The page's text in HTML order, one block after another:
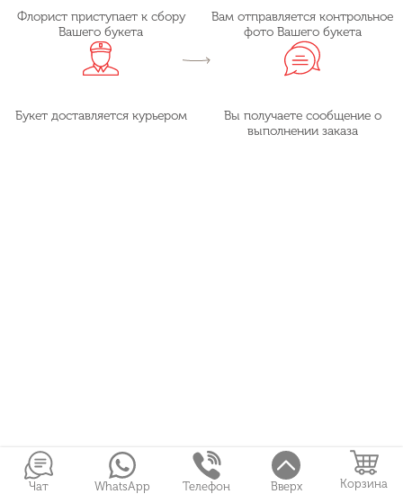
Флорист приступает к сбору
Вашего букета
Вам отправляется контрольное
фото Вашего букета
Букет доставляется курьером
Вы получаете сообщение о
выполнении заказа
Чат WhatsApp Телефон Вверх Корзина